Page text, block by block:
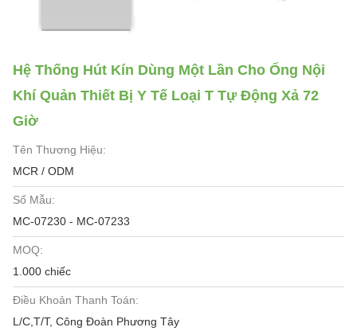
Hệ Thống Hút Kín Dùng Một Lần Cho Ống Nội
Khí Quản Thiết Bị Y Tế Loại T Tự Động Xả 72
Giờ
Tên Thương Hiệu:
MCR / ODM
Số Mẫu:
MC-07230 - MC-07233
MOQ:
1.000 chiếc
Điều Khoản Thanh Toán:
L/C,T/T, Công Đoàn Phương Tây